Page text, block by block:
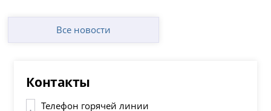
Все новости
Контакты
Телефон горячей линии